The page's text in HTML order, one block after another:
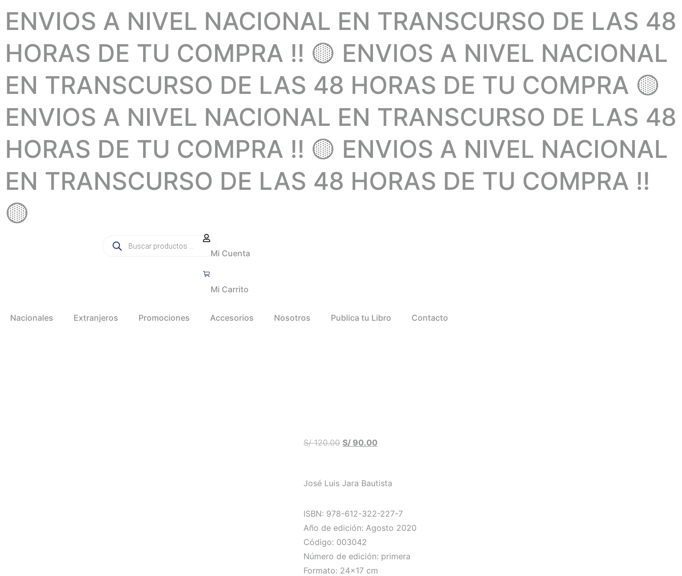
ENVIOS A NIVEL NACIONAL EN TRANSCURSO DE LAS 48
HORAS DE TU COMPRA !! 🟡 ENVIOS A NIVEL NACIONAL
EN TRANSCURSO DE LAS 48 HORAS DE TU COMPRA 🟡
ENVIOS A NIVEL NACIONAL EN TRANSCURSO DE LAS 48
HORAS DE TU COMPRA !! 🟡 ENVIOS A NIVEL NACIONAL
EN TRANSCURSO DE LAS 48 HORAS DE TU COMPRA !!
🟡
Mi Cuenta
Mi Carrito
Nacionales Extranjeros Promociones Accesorios Nosotros Publica tu Libro Contacto
S/120.00 S/ 90.00
José Luis Jara Bautista
ISBN: 978-612-322-227-7
Año de edición: Agosto 2020
Código: 003042
Número de edición: primera
Formato: 24×17 cm